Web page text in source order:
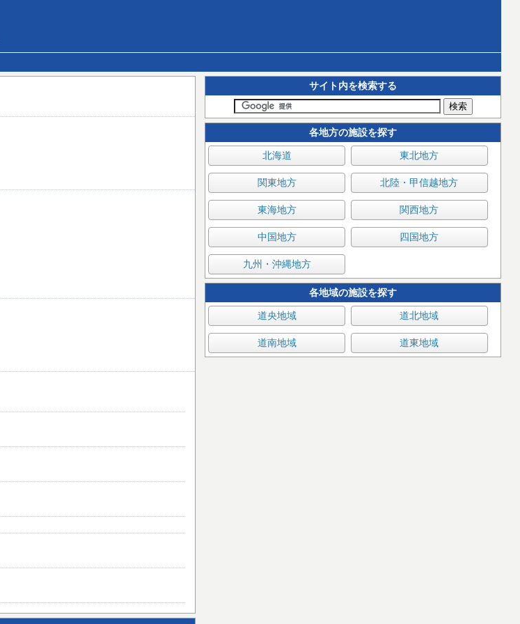
サイト内を検索する
各地方の施設を探す
北海道 東北地方
関東地方 北陸・甲信越地方
東海地方 関西地方
中国地方 四国地方
九州・沖縄地方
各地域の施設を探す
道央地域 道北地域
道南地域 道東地域